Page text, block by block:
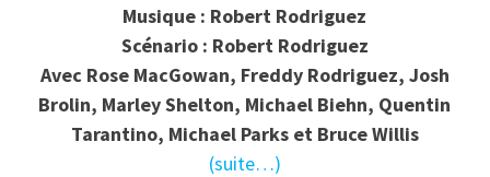
Musique : Robert Rodriguez
Scénario : Robert Rodriguez
Avec Rose MacGowan, Freddy Rodriguez, Josh
Brolin, Marley Shelton, Michael Biehn, Quentin
Tarantino, Michael Parks et Bruce Willis
(suite…)